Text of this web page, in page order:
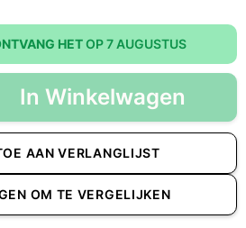
HETOP 7 AUGUSTUS
In Winkelwagen
AAN VERLANGLIJST
OM TE VERGELIJKEN